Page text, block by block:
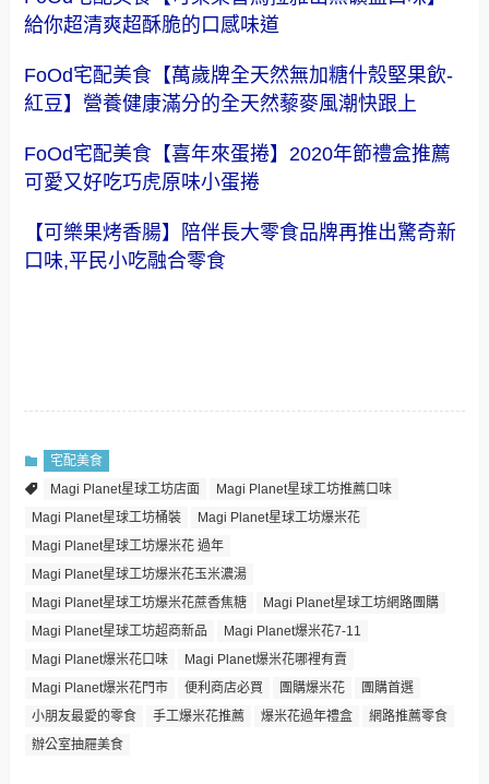
給你超清爽超酥脆的口感味道
FoOd宅配美食【萬歲牌全天然無加糖什殼堅果飲-
紅豆】營養健康滿分的全天然藜麥風潮快跟上
FoOd宅配美食【喜年來蛋捲】2020年節禮盒推薦
可愛又好吃巧虎原味小蛋捲
【可樂果烤香腸】陪伴長大零食品牌再推出驚奇新
口味,平民小吃融合零食
宅配美食
Magi Planet星球工坊店面
Magi Planet星球工坊推薦口味
Magi Planet星球工坊桶裝
Magi Planet星球工坊爆米花
Magi Planet星球工坊爆米花 過年
Magi Planet星球工坊爆米花玉米濃湯
Magi Planet星球工坊爆米花蔗香焦糖
Magi Planet星球工坊網路團購
Magi Planet星球工坊超商新品
Magi Planet爆米花7-11
Magi Planet爆米花口味
Magi Planet爆米花哪裡有賣
Magi Planet爆米花門市
便利商店必買 團購爆米花
團購首選
小朋友最愛的零食
手工爆米花推薦 爆米花過年禮盒
網路推薦零食
辦公室抽屜美食